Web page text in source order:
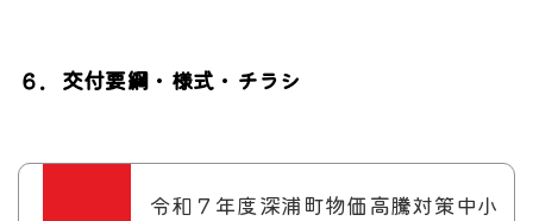
６．交付要綱・様式・チラシ
令和７年度深浦町物価高騰対策中小